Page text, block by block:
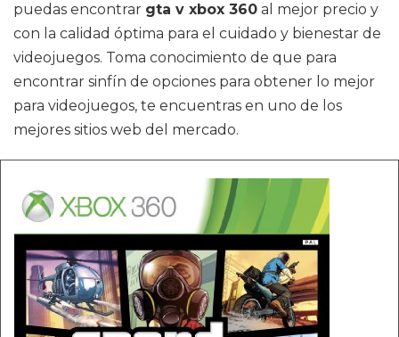
puedas encontrar gta v xbox 360 al mejor precio y
con la calidad óptima para el cuidado y bienestar de
videojuegos. Toma conocimiento de que para
encontrar sinfín de opciones para obtener lo mejor
para videojuegos, te encuentras en uno de los
mejores sitios web del mercado.